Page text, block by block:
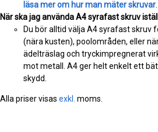
läsa mer om hur man mäter skruvar
När ska jag använda A4 syrafast skruv
Du bör alltid välja A4 syrafast skruv
(nära kusten), poolområden, eller
ädelträslag och tryckimpregnerat
mot metall. A4 ger helt enkelt ett
skydd.
Alla priser visas exkl. moms.